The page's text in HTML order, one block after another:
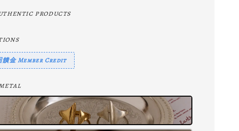
products
饋金 Member Credit